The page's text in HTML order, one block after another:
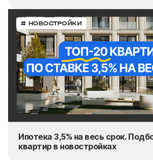
# НОВОСТРОЙКИ
Ипотека 3,5% на весь срок.
квартир в новостройках